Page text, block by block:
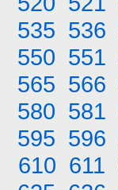
535 536
550 551
565 566
580 581
595 596
610 611